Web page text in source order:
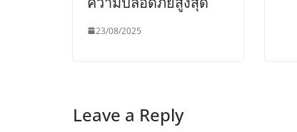
23/08/2025
Leave a Reply